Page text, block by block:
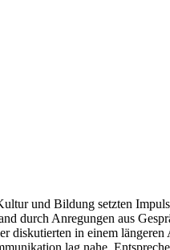
und Bildung setzten
durch Anregungen aus
in einem